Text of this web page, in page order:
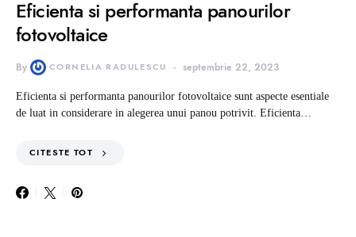
Eficienta si performanta panourilor
fotovoltaice
By CORNELIA RADULESCU septembrie 22, 2023
Eficienta si performanta panourilor fotovoltaice sunt aspecte esentiale
de luat in considerare in alegerea unui panou potrivit. Eficienta…
CITESTE TOT